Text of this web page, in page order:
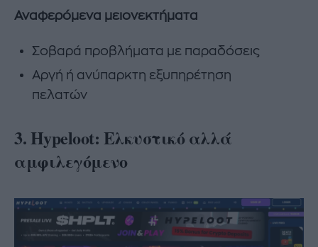
Αναφερόμενα μειονεκτήματα
Σοβαρά προβλήματα με παραδόσεις
Αργή ή ανύπαρκτη εξυπηρέτηση
πελατών
3. Hypeloot: Ελκυστικό αλλά
αμφιλεγόμενο